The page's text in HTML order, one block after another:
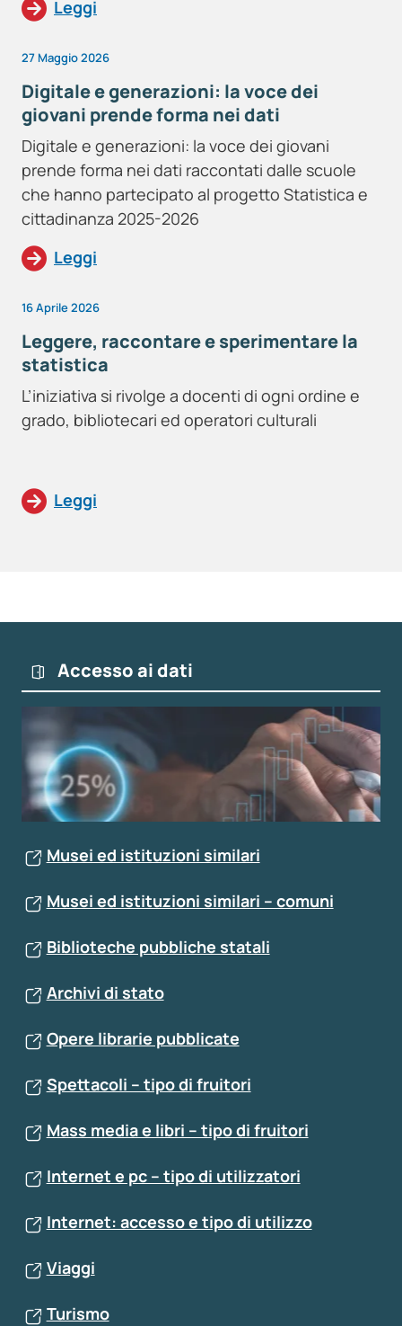
Leggi
27 Maggio 2026
Digitale e generazioni: la voce dei
giovani prende forma nei dati
Digitale e generazioni: la voce dei giovani
prende forma nei dati raccontati dalle scuole
che hanno partecipato al progetto Statistica e
cittadinanza 2025-2026
Leggi
16 Aprile 2026
Leggere, raccontare e sperimentare la
statistica
L’iniziativa si rivolge a docenti di ogni ordine e
grado, bibliotecari ed operatori culturali
Leggi
Accesso ai dati
Musei ed istituzioni similari
Musei ed istituzioni similari – comuni
Biblioteche pubbliche statali
Archivi di stato
Opere librarie pubblicate
Spettacoli – tipo di fruitori
Mass media e libri – tipo di fruitori
Internet e pc – tipo di utilizzatori
Internet: accesso e tipo di utilizzo
Viaggi
Turismo